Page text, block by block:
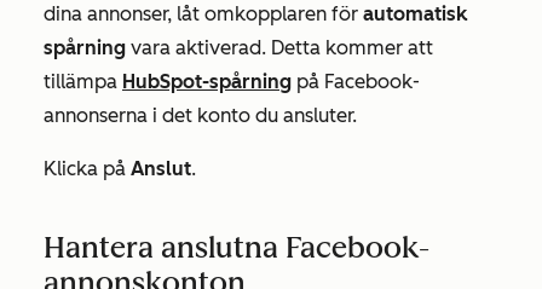
dina annonser, låt omkopplaren för automatisk
spårning vara aktiverad. Detta kommer att
tillämpa HubSpot-spårning på Facebook-
annonserna i det konto du ansluter.
Klicka på Anslut.
Hantera anslutna Facebook-
annonskonton